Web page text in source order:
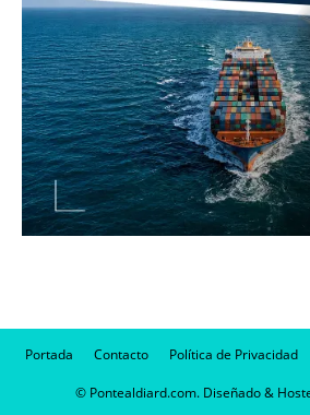
Portada Contacto Política de Privacidad
© Pontealdiard.com. Diseñado &